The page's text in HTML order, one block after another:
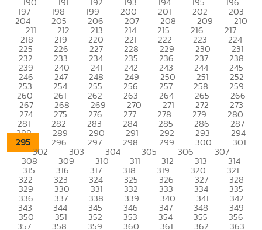
197 198 199 200 201 202 203
204 205 206 207 208 209 210
211 212 213 214 215 216 217
218 219 220 221 222 223 224
225 226 227 228 229 230 231
232 233 234 235 236 237 238
239 240 241 242 243 244 245
246 247 248 249 250 251 252
253 254 255 256 257 258 259
260 261 262 263 264 265 266
267 268 269 270 271 272 273
274 275 276 277 278 279 280
281 282 283 284 285 286 287
288 289 290 291 292 293 294
295 296 297 298 299 300 301
302 303 304 305 306 307
308 309 310 311 312 313 314
315 316 317 318 319 320 321
322 323 324 325 326 327 328
329 330 331 332 333 334 335
336 337 338 339 340 341 342
343 344 345 346 347 348 349
350 351 352 353 354 355 356
357 358 359 360 361 362 363